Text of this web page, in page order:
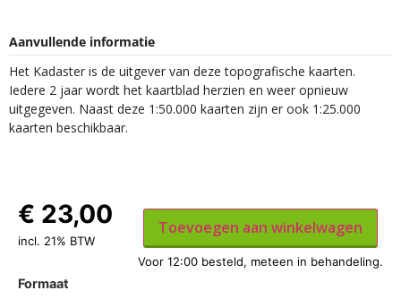
Aanvullende informatie
Het Kadaster is de uitgever van deze topografische kaarten.
Iedere 2 jaar wordt het kaartblad herzien en weer opnieuw
uitgegeven. Naast deze 1:50.000 kaarten zijn er ook 1:25.000
kaarten beschikbaar.
Formaat
€ 23,00
incl. 21% BTW
Toevoegen aan winkelwagen